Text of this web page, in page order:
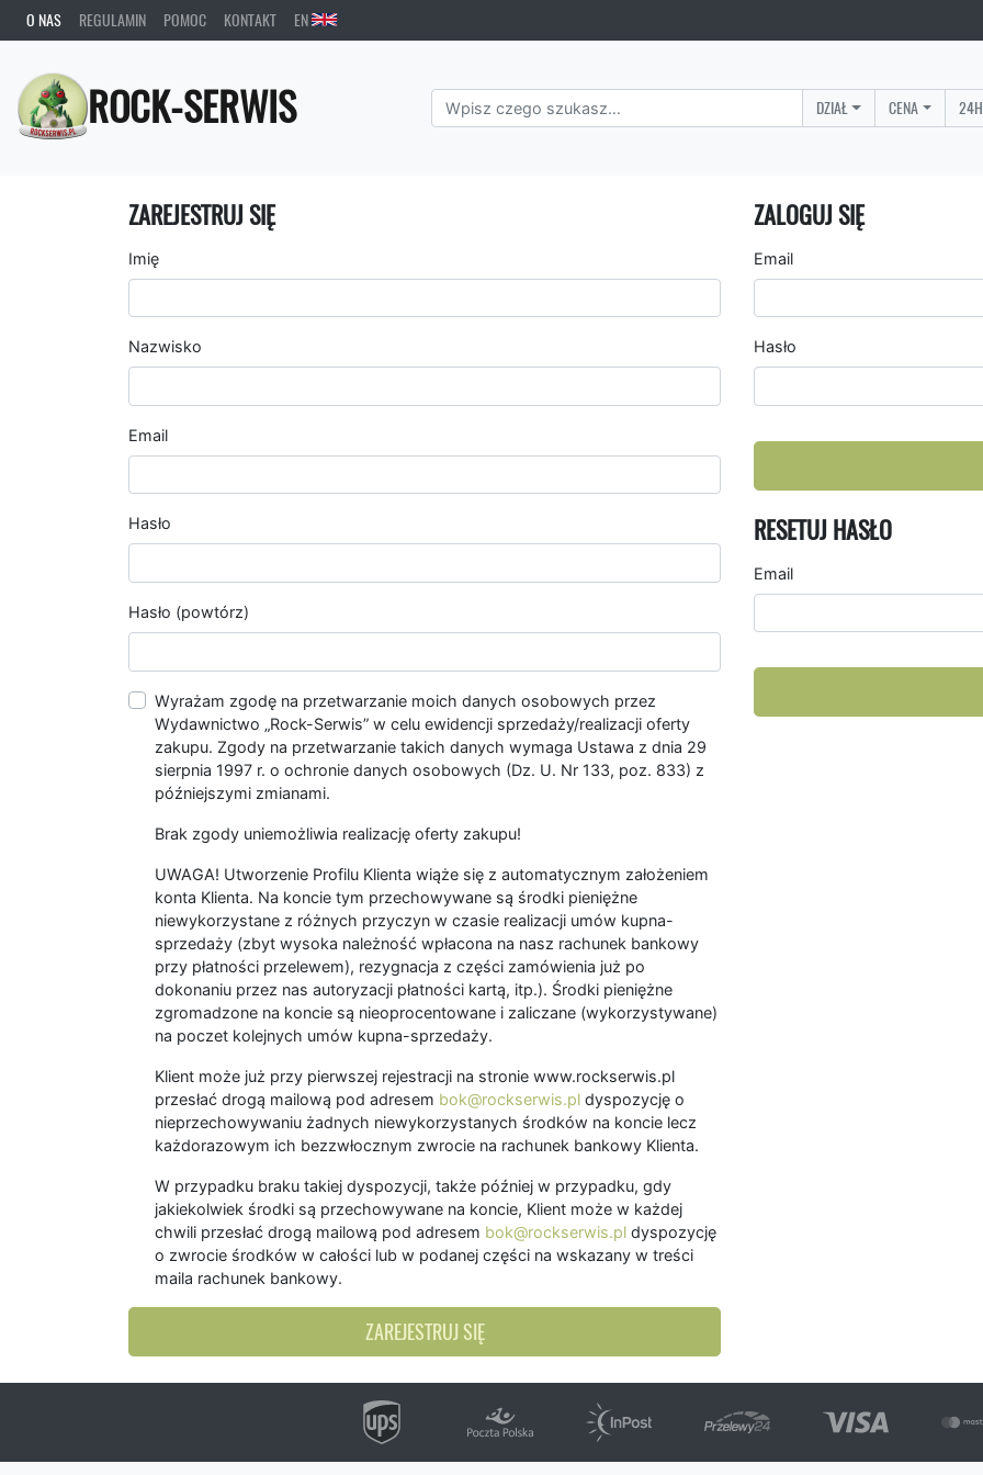
O NAS REGULAMIN POMOC KONTAKT EN
ROCK-SERWIS DZIAŁ CENA
ZAREJESTRUJ SIĘ
Imię
Nazwisko
Email
Hasło
Hasło (powtórz)
Wyrażam zgodę na przetwarzanie moich danych osobowych przez
Wydawnictwo „Rock-Serwis” w celu ewidencji sprzedaży/realizacji oferty
zakupu. Zgody na przetwarzanie takich danych wymaga Ustawa z dnia 29
sierpnia 1997 r. o ochronie danych osobowych (Dz. U. Nr 133, poz. 833) z
późniejszymi zmianami.
Brak zgody uniemożliwia realizację oferty zakupu!
UWAGA! Utworzenie Profilu Klienta wiąże się z automatycznym założeniem
konta Klienta. Na koncie tym przechowywane są środki pieniężne
niewykorzystane z różnych przyczyn w czasie realizacji umów kupna-
sprzedaży (zbyt wysoka należność wpłacona na nasz rachunek bankowy
przy płatności przelewem), rezygnacja z części zamówienia już po
dokonaniu przez nas autoryzacji płatności kartą, itp.). Środki pieniężne
zgromadzone na koncie są nieoprocentowane i zaliczane (wykorzystywane)
na poczet kolejnych umów kupna-sprzedaży.
Klient może już przy pierwszej rejestracji na stronie www.rockserwis.pl
przesłać drogą mailową pod adresem bok@rockserwis.pl dyspozycję o
nieprzechowywaniu żadnych niewykorzystanych środków na koncie lecz
każdorazowym ich bezzwłocznym zwrocie na rachunek bankowy Klienta.
W przypadku braku takiej dyspozycji, także później w przypadku, gdy
jakiekolwiek środki są przechowywane na koncie, Klient może w każdej
chwili przesłać drogą mailową pod adresem bok@rockserwis.pl dyspozycję
o zwrocie środków w całości lub w podanej części na wskazany w treści
maila rachunek bankowy.
ZAREJESTRUJ SIĘ
ZALOGUJ SIĘ
Email
Hasło
RESETUJ HASŁO
Email